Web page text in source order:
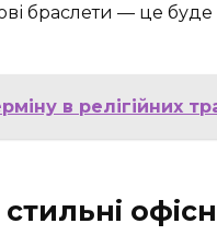
браслети — це буде
в релігійних